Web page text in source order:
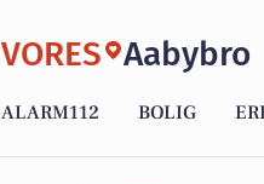
VORES Aabybro
ALARM112 BOLIG